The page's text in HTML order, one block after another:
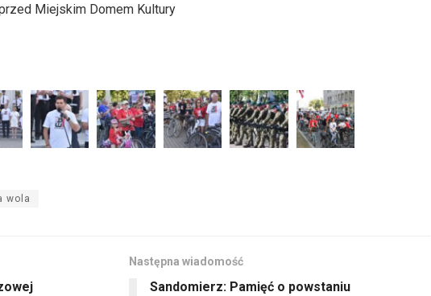
Miejskim Domem Kultury
wola
Następna wiadomość
Sandomierz: Pamięć o powstaniu